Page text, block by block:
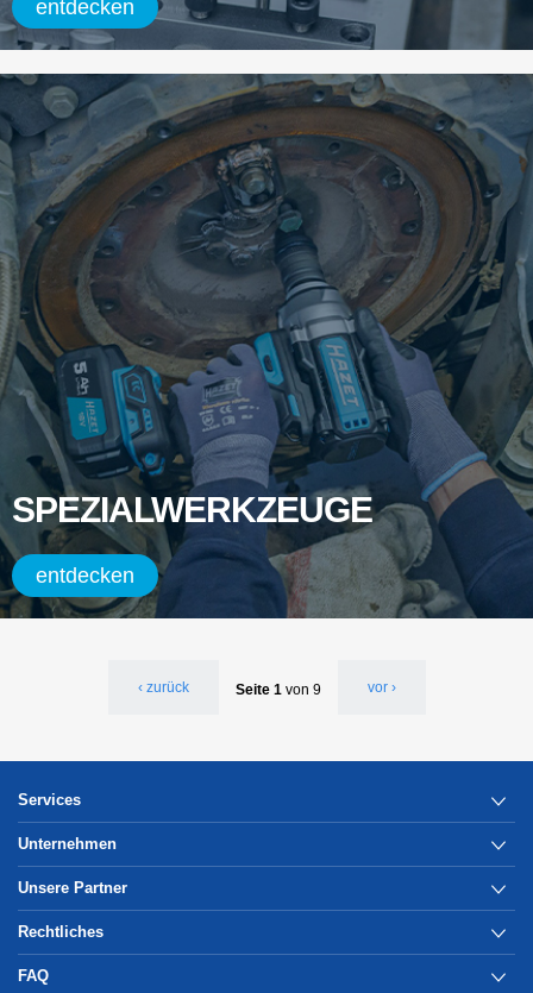
entdecken
SPEZIALWERKZEUGE
entdecken
‹ zurück Seite 1von 9 vor ›
Services
Unternehmen
Unsere Partner
Rechtliches
FAQ